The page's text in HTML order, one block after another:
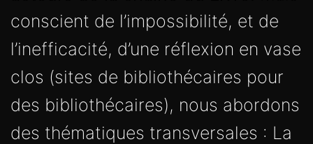
conscient de l’impossibilité, et de
l’inefficacité, d’une réflexion en vase
clos (sites de bibliothécaires pour
des bibliothécaires), nous abordons
des thématiques transversales : La